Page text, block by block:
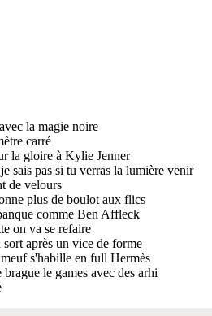
la magie noire
carré
la gloire à Kylie Jenner
sais pas si tu verras la lumière venir
de velours
plus de boulot aux flics
comme Ben Affleck
on va se refaire
après un vice de forme
s'habille en full Hermès
le games avec des arhi